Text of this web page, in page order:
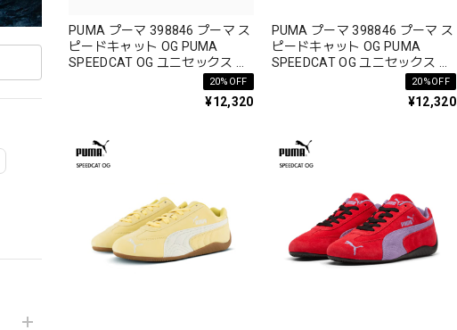
PUMA プーマ 398846 プーマ ス
ピードキャット OG PUMA
SPEEDCAT OG ユニセックス ベ
20%OFF
¥12,320
PUMA プーマ 398846 プーマ ス
ピードキャット OG PUMA
SPEEDCAT OG ユニセックス ベ
20%OFF
¥12,320